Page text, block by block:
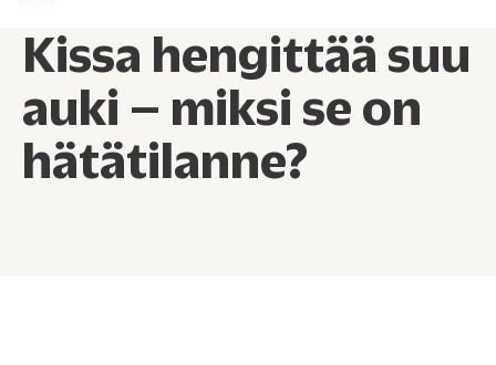
Kissa hengittää suu
auki – miksi se on
hätätilanne?